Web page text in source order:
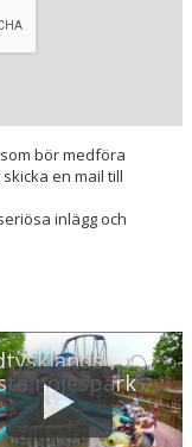
bör medföra
en mail till
inlägg och
nöjespark